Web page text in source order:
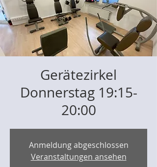
Gerätezirkel
Donnerstag 19:15-
20:00
Anmeldung abgeschlossen
Veranstaltungen ansehen